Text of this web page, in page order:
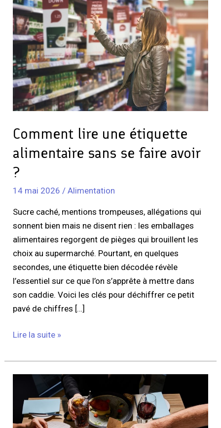
Comment lire une étiquette
alimentaire sans se faire avoir
?
14 mai 2026 /Alimentation
Sucre caché, mentions trompeuses, allégations qui
sonnent bien mais ne disent rien : les emballages
alimentaires regorgent de pièges qui brouillent les
choix au supermarché. Pourtant, en quelques
secondes, une étiquette bien décodée révèle
l’essentiel sur ce que l’on s’apprête à mettre dans
son caddie. Voici les clés pour déchiffrer ce petit
pavé de chiffres […]
une
étiquette
alimentaire
sans
se
faire
avoir
?
Lire la suite »
Quels
réflexes
adopter
pour